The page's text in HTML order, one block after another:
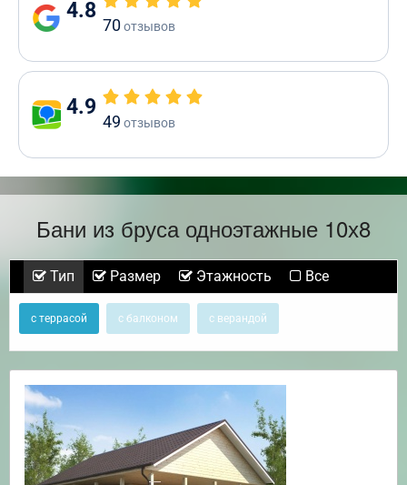
4.8
70отзывов
4.9
49 отзывов
Бани из бруса одноэтажные 10х8
Тип Размер Этажность Все
с террасой с балконом с верандой